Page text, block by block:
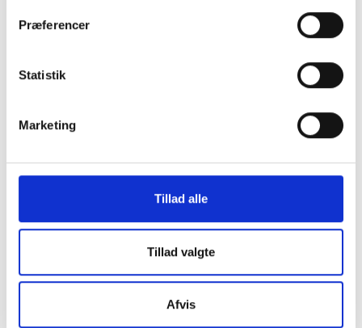
Præferencer
Statistik
Marketing
Tillad alle
Tillad valgte
Afvis
FORTÆL OS LIDT OM JERES PROJEKT